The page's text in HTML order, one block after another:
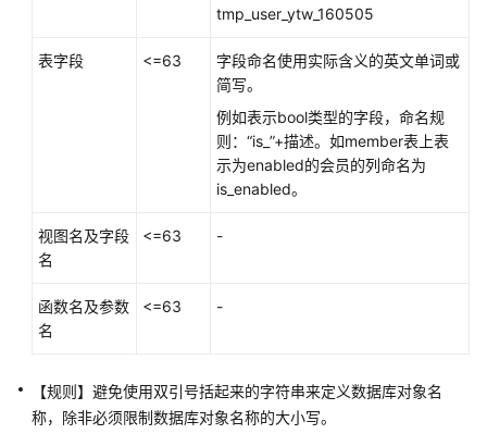
开
_V2.0-
开
（集
中
tmp_user_ytw_160505
表字段 <=63
字段命名使用实际含义的英文单词或
简写。
例如表示bool类型的字段，命名规
则：“is_”+描述。如member表上表
示为enabled的会员的列命名为
is_enabled。
视图名及字段
名
<=63 -
函数名及参数
名
<=63 -
【规则】避免使用双引号括起来的字符串来定义数据库对象名
称，除非必须限制数据库对象名称的大小写。